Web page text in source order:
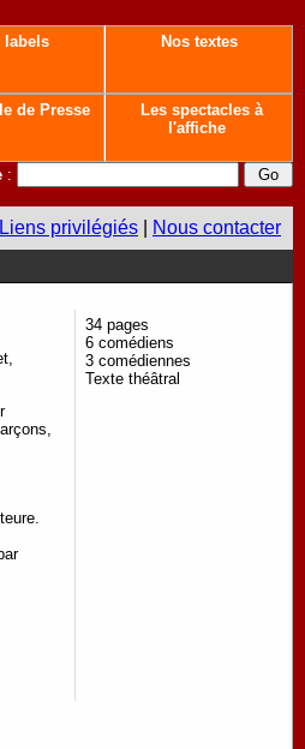
labels Nos textes
de Presse
Les spectacles à
l'affiche
:
Liens privilégiés Nous contacter
34 pages
6 comédiens
3 comédiennes
Texte théâtral